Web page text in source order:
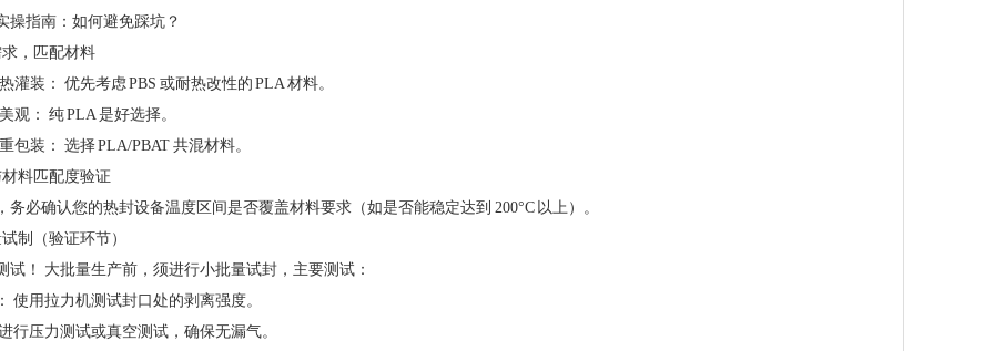
操指南：如何避免踩坑？
，匹配材料
灌装： 优先考虑 PBS 或耐热改性的 PLA 材料。
观： 纯 PLA 是好选择。
包装： 选择 PLA/PBAT 共混材料。
料匹配度验证
务必确认您的热封设备温度区间是否覆盖材料要求（如是否能稳定达到 200°C 以上）。
制（验证环节）
试！ 大批量生产前，须进行小批量试封，主要测试：
使用拉力机测试封口处的剥离强度。
行压力测试或真空测试，确保无漏气。